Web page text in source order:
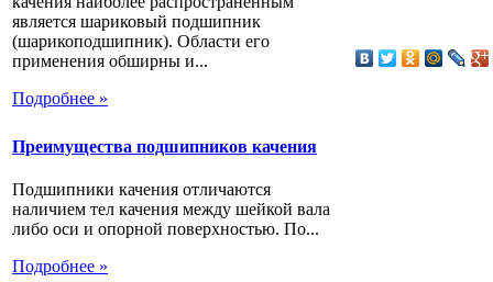
является шариковый подшипник
(шарикоподшипник). Области его
применения обширны и...
Подробнее »
Преимущества подшипников качения
Подшипники качения отличаются
наличием тел качения между шейкой вала
либо оси и опорной поверхностью. По...
Подробнее »